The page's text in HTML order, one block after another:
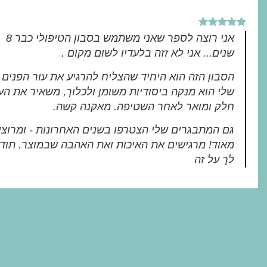
אני רוצה לספר שאני משתמש בסבון הטיפולי כבר 8
שנים... אני לא זזה בלעדיו לשום מקום .
הסבון הזה הוא היחיד שהצליח להרגיע את עור הפנים
שלי הוא מנקה ביסודיות משומן ולכלוך, משאיר את
חלק ומואר לאחר השטיפה. מאקנה קשה.
גם המתבגרים שלי הצטרפו בשנים האחרונות -
מאוד! מרגישים את האיכות ואת האהבה שבמוצר.
לך על זה